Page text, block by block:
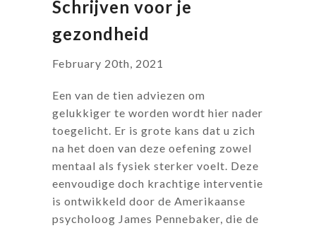
Schrijven voor je
gezondheid
February 20th, 2021
Een van de tien adviezen om
gelukkiger te worden wordt hier nader
toegelicht. Er is grote kans dat u zich
na het doen van deze oefening zowel
mentaal als fysiek sterker voelt. Deze
eenvoudige doch krachtige interventie
is ontwikkeld door de Amerikaanse
psycholoog James Pennebaker, die de